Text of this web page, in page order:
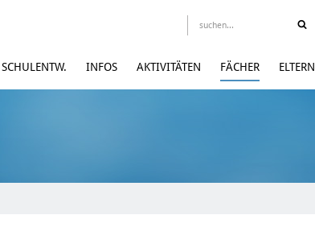
SCHULENTW. INFOS AKTIVITÄTEN FÄCHER ELTERN